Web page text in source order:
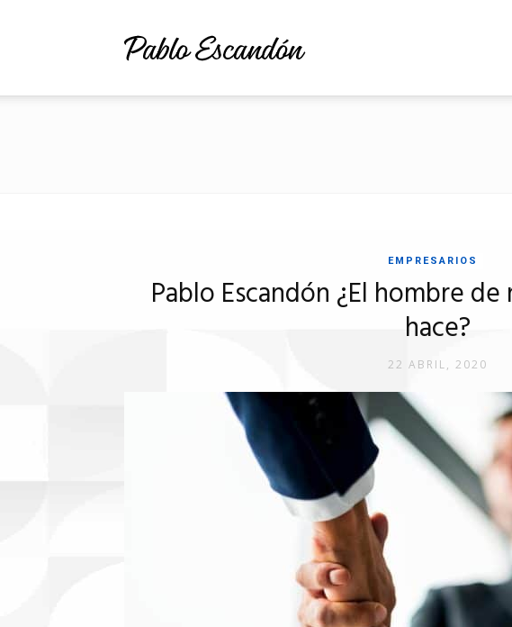
EMPRESARIOS
Pablo Escandón ¿El hombre
hace?
22 ABRIL, 2020